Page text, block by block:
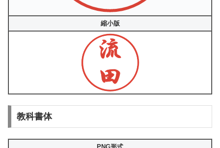
縮小版
教科書体